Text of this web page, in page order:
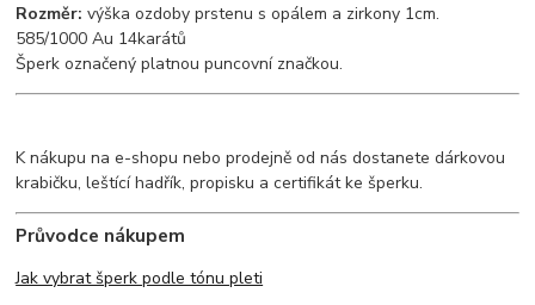
Rozměr: výška ozdoby prstenu s opálem a zirkony 1cm.
585/1000 Au 14karátů
Šperk označený platnou puncovní značkou.
K nákupu na e-shopu nebo prodejně od nás dostanete dárkovou
krabičku, leštící hadřík, propisku a certifikát ke šperku.
Průvodce nákupem
Jak vybrat šperk podle tónu pleti